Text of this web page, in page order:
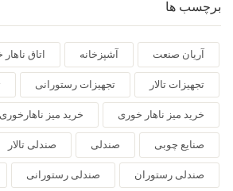
برچسب ها
آریان صنعت آشپزخانه اتاق
تجهیزات تالار تجهیزات رستورانی
خرید میز ناهار خوری خرید میز ناهارخوری
صنایع چوبی صندلی صندلی تالار
صندلی رستوران صندلی رستورانی